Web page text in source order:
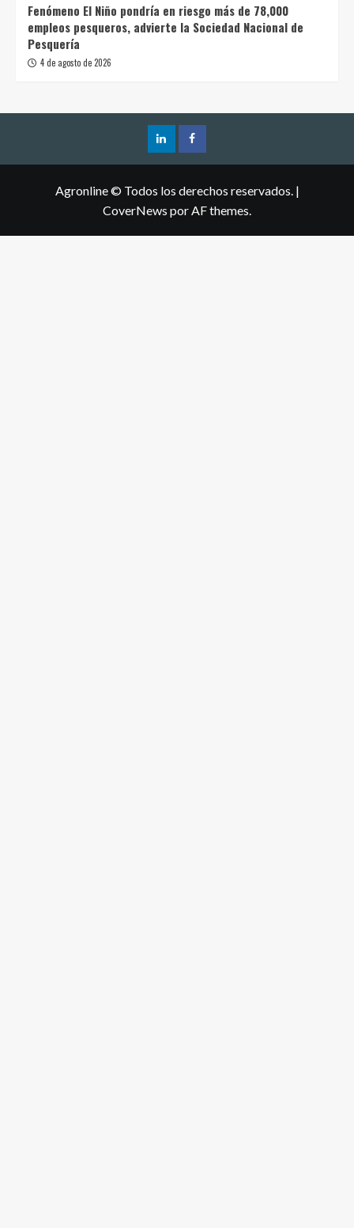
Fenómeno El Niño pondría en riesgo más de 78,000
empleos pesqueros, advierte la Sociedad Nacional de
Pesquería
4 de agosto de 2026
Agronline © Todos los derechos reservados. |
CoverNews por AF themes.